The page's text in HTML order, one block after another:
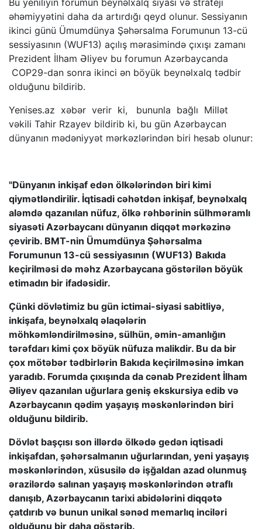
Bu yeniliyin forumun beynəlxalq siyasi və strateji
əhəmiyyətini daha da artırdığı qeyd olunur. Sessiyanın
ikinci günü Ümumdünya Şəhərsalma Forumunun 13-cü
sessiyasının (WUF13) açılış mərasimində çıxışı zamanı
Prezident İlham Əliyev bu forumun Azərbaycanda
COP29-dan sonra ikinci ən böyük beynəlxalq tədbir
olduğunu bildirib.
Yenises.az xəbər verir ki, bununla bağlı Millət
vəkili Tahir Rzayev bildirib ki, bu gün Azərbaycan
dünyanın mədəniyyət mərkəzlərindən biri hesab olunur:
"Dünyanın inkişaf edən ölkələrindən biri kimi
qiymətləndirilir. İqtisadi cəhətdən inkişaf, beynəlxalq
aləmdə qazanılan nüfuz, ölkə rəhbərinin sülhməramlı
siyasəti Azərbaycanı dünyanın diqqət mərkəzinə
çevirib. BMT-nin Ümumdünya Şəhərsalma
Forumunun 13-cü sessiyasının (WUF13) Bakıda
keçirilməsi də məhz Azərbaycana göstərilən böyük
etimadın bir ifadəsidir.
Çünki dövlətimiz bu gün ictimai-siyasi sabitliyə,
inkişafa, beynəlxalq əlaqələrin
möhkəmləndirilməsinə, sülhün, əmin-amanlığın
tərəfdarı kimi çox böyük nüfuza malikdir. Bu da bir
çox mötəbər tədbirlərin Bakıda keçirilməsinə imkan
yaradıb. Forumda çıxışında da cənab Prezident İlham
Əliyev qazanılan uğurlara geniş ekskursiya edib və
Azərbaycanın qədim yaşayış məskənlərindən biri
olduğunu bildirib.
Dövlət başçısı son illərdə ölkədə gedən iqtisadi
inkişafdan, şəhərsalmanın uğurlarından, yeni yaşayış
məskənlərindən, xüsusilə də işğaldan azad olunmuş
ərazilərdə salınan yaşayış məskənlərindən ətraflı
danışıb, Azərbaycanın tarixi abidələrini diqqətə
çatdırıb və bunun unikal sənəd memarlıq inciləri
olduğunu bir daha göstərib.